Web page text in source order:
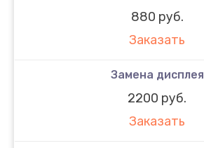
880 руб.
Заказать
Замена дисплея
2200 руб.
Заказать